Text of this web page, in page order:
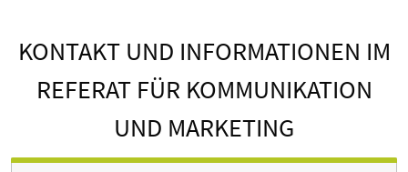
KONTAKT UND INFORMATIONEN IM
REFERAT FÜR KOMMUNIKATION
UND MARKETING